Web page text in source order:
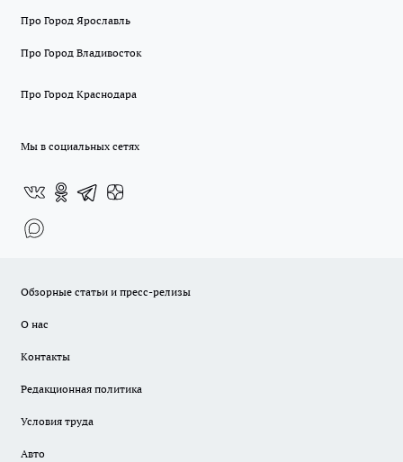
Про Город Ярославль
Про Город Владивосток
Про Город Краснодара
Мы в социальных сетях
Обзорные статьи и пресс-релизы
О нас
Контакты
Редакционная политика
Условия труда
Авто